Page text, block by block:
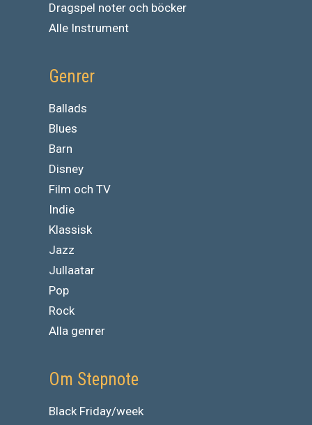
Dragspel noter och böcker
Alle Instrument
Genrer
Ballads
Blues
Barn
Disney
Film och TV
Indie
Klassisk
Jazz
Jullaatar
Pop
Rock
Alla genrer
Om Stepnote
Black Friday/week